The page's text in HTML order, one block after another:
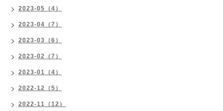
2023-05（4）
2023-04（7）
2023-03（6）
2023-02（7）
2023-01（4）
2022-12（5）
2022-11（12）